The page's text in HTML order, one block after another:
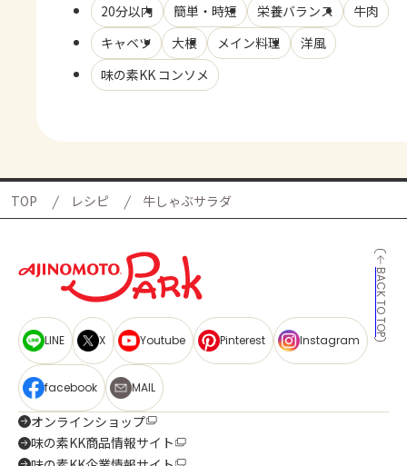
20分以内 簡単・時短 栄養バランス
牛肉
キャベツ
大根 メイン料理
洋風
味の素KK コンソメ
TOP レシピ 牛しゃぶサラダ
BACK TO TOP
LINE X Youtube Pinterest Instagram
facebook MAIL
オンラインショップ
味の素KK商品情報サイト